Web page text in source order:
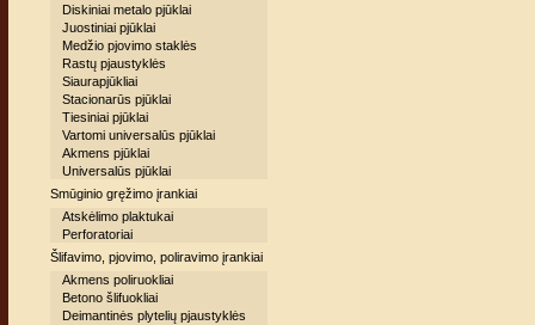
Diskiniai metalo pjūklai
Juostiniai pjūklai
Medžio pjovimo staklės
Rastų pjaustyklės
Siaurapjūkliai
Stacionarūs pjūklai
Tiesiniai pjūklai
Vartomi universalūs pjūklai
Akmens pjūklai
Universalūs pjūklai
Smūginio gręžimo įrankiai
Atskėlimo plaktukai
Perforatoriai
Šlifavimo, pjovimo, poliravimo įrankiai
Akmens poliruokliai
Betono šlifuokliai
Deimantinės plytelių pjaustyklės